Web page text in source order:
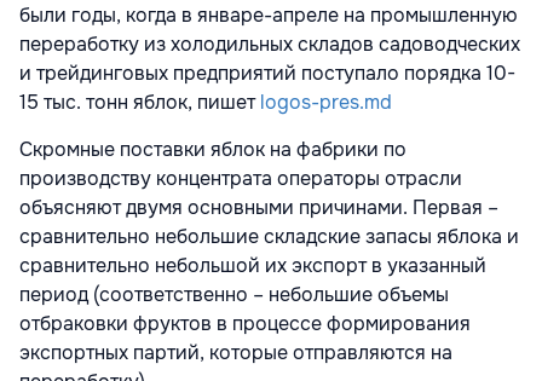
были годы, когда в январе-апреле на промышленную
переработку из холодильных складов садоводческих
и трейдинговых предприятий поступало порядка 10-
15 тыс. тонн яблок, пишетlogos-pres.md
Скромные поставки яблок на фабрики по
производству концентрата операторы отрасли
объясняют двумя основными причинами. Первая –
сравнительно небольшие складские запасы яблока и
сравнительно небольшой их экспорт в указанный
период (соответственно – небольшие объемы
отбраковки фруктов в процессе формирования
экспортных партий, которые отправляются на